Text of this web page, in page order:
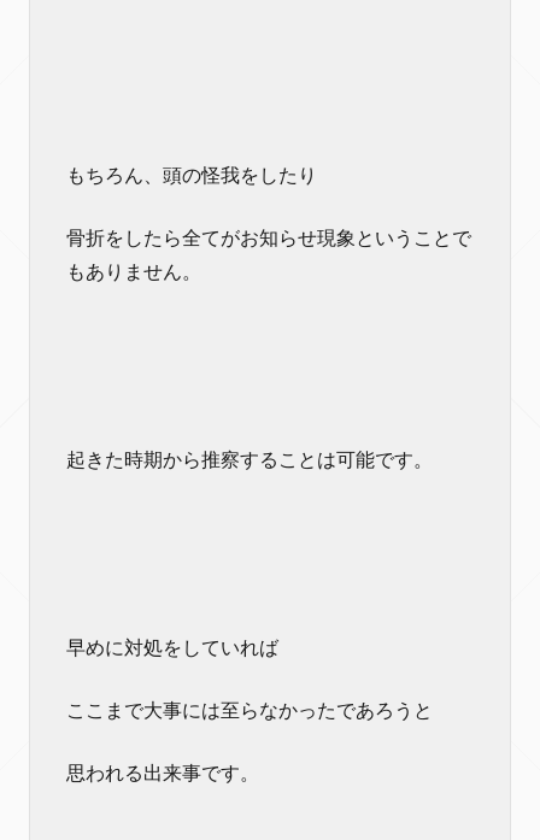
もちろん、頭の怪我をしたり
骨折をしたら全てがお知らせ現象ということで
もありません。
起きた時期から推察することは可能です。
早めに対処をしていれば
ここまで大事には至らなかったであろうと
思われる出来事です。